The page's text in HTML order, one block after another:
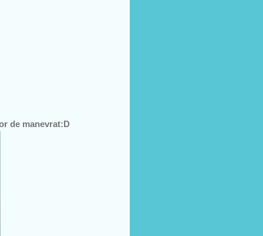
de manevrat:D